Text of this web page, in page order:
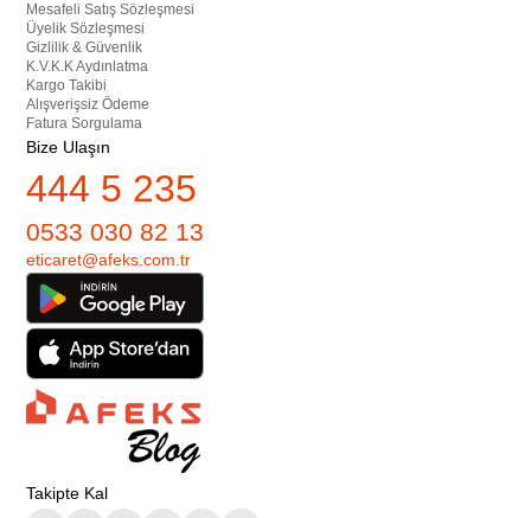
Mesafeli Satış Sözleşmesi
Üyelik Sözleşmesi
Gizlilik & Güvenlik
K.V.K.K Aydınlatma
Kargo Takibi
Alışverişsiz Ödeme
Fatura Sorgulama
Bize Ulaşın
444 5 235
0533 030 82 13
eticaret@afeks.com.tr
Takipte Kal